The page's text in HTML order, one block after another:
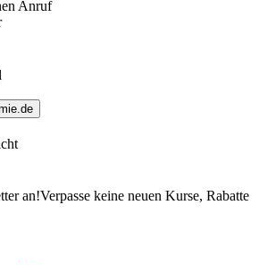
Anruf
an!Verpasse keine neuen Kurse, Rabatte